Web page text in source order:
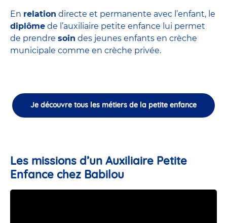
En relation directe et permanente avec l’enfant, le
diplôme de l’auxiliaire petite enfance lui permet
de prendre soin des jeunes enfants en crèche
municipale comme en crèche privée.
Je découvre tous les métiers de la petite enfance
Les missions d’un Auxiliaire Petite
Enfance chez Babilou